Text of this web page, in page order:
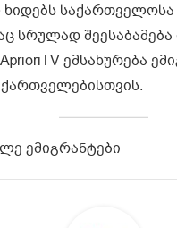
საქართველოსა
სრულად შეესაბამება
ემსახურება
ემიგრანტები